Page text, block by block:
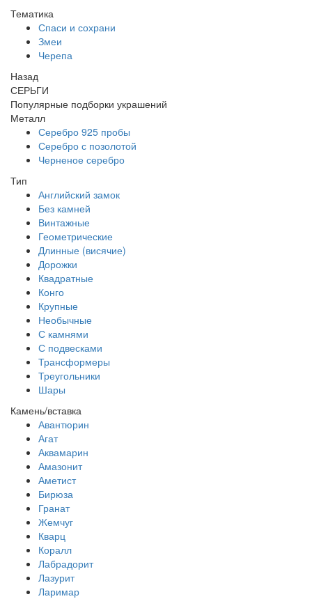
Тематика
Спаси и сохрани
Змеи
Черепа
Назад
СЕРЬГИ
Популярные подборки украшений
Металл
Серебро 925 пробы
Серебро с позолотой
Черненое серебро
Тип
Английский замок
Без камней
Винтажные
Геометрические
Длинные (висячие)
Дорожки
Квадратные
Конго
Крупные
Необычные
С камнями
С подвесками
Трансформеры
Треугольники
Шары
Камень/вставка
Авантюрин
Агат
Аквамарин
Амазонит
Аметист
Бирюза
Гранат
Жемчуг
Кварц
Коралл
Лабрадорит
Лазурит
Ларимар